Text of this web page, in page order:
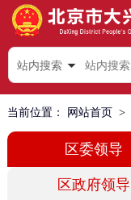
站内搜索
当前位置： 网站首页 >
区委领导
区政府领导